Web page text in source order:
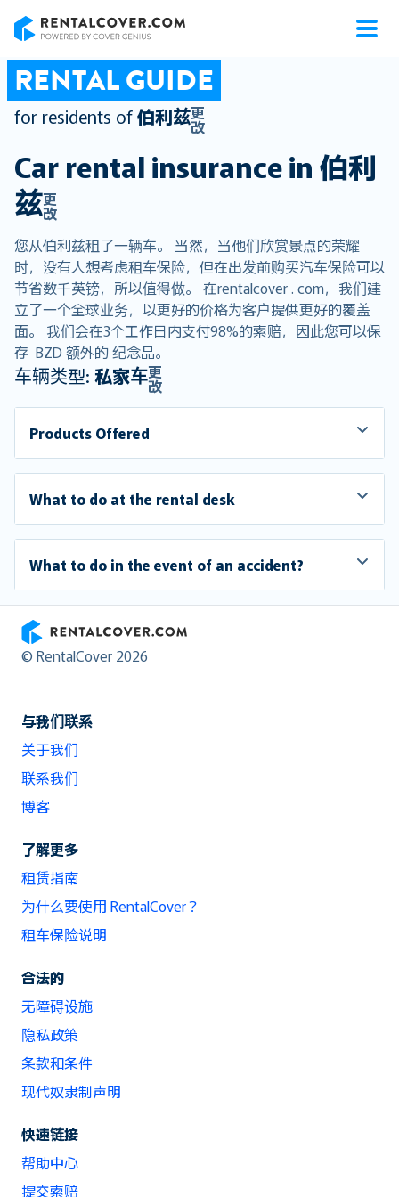
RENTAL GUIDE
for residents of伯利兹更
改
Car rental insurance in伯利
兹更
改
您从伯利兹租了一辆车。 当然，当他们欣赏景点的荣耀
时，没有人想考虑租车保险，但在出发前购买汽车保险可以
节省数千英镑，所以值得做。 在rentalcover . com，我们建
立了一个全球业务，以更好的价格为客户提供更好的覆盖
面。 我们会在3个工作日内支付98%的索赔，因此您可以保
存 BZD 额外的 纪念品。
车辆类型: 私家车更
改
Products Offered
What to do at the rental desk
What to do in the event of an accident?
RentalCover
© RentalCover 2026
与我们联系
关于我们
联系我们
博客
了解更多
租赁指南
为什么要使用 RentalCover？
租车保险说明
合法的
无障碍设施
隐私政策
条款和条件
现代奴隶制声明
快速链接
帮助中心
提交索赔